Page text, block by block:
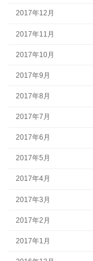
2017年12月
2017年11月
2017年10月
2017年9月
2017年8月
2017年7月
2017年6月
2017年5月
2017年4月
2017年3月
2017年2月
2017年1月